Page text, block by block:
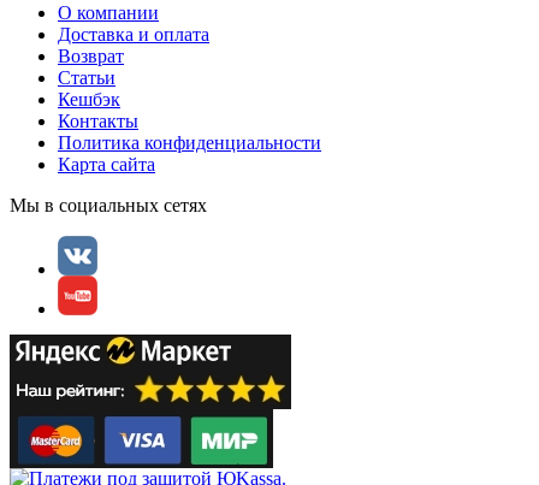
О компании
Доставка и оплата
Возврат
Статьи
Кешбэк
Контакты
Политика конфиденциальности
Карта сайта
Мы в социальных сетях